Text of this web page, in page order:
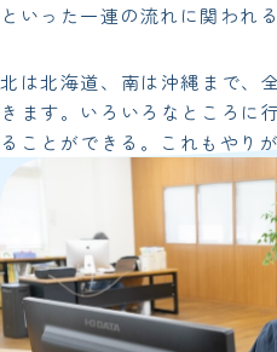
といった一連の流れに関われ
北は北海道、南は沖縄まで、
きます。いろいろなところに
ることができる。これもやり